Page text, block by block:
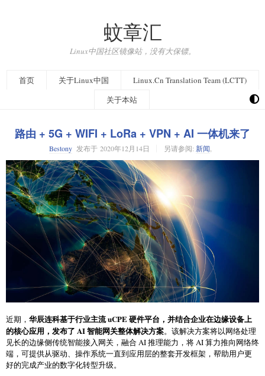
蚊章汇
Linux中国社区镜像站，没有大保镖。
首页 关于Linux中国
Linux.Cn Translation Team (LCTT)
关于本站
路由 + 5G + WIFI + LoRa + VPN + AI 一体机来了
Bestony 发布于 2020年12月14日 另请参阅: 新闻
近期， 华辰连科基于行业主流uCPE硬件平台，并结合企业在边缘设备上
的核心应用，发布了 AI智能网关整体解决方案。该解决方案将以网络处理
见长的边缘侧传统智能接入网关，融合 AI 推理能力，将 AI 算力推向网络终
端，可提供从驱动、操作系统一直到应用层的整套开发框架，帮助用户更
好的完成产业的数字化转型升级。